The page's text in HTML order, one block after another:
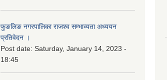
फुङलिङ नगरपालिका राजश्व सम्भाव्यता अध्ययन
प्रतिवेदन ।
Post date: Saturday, January 14, 2023 -
18:45